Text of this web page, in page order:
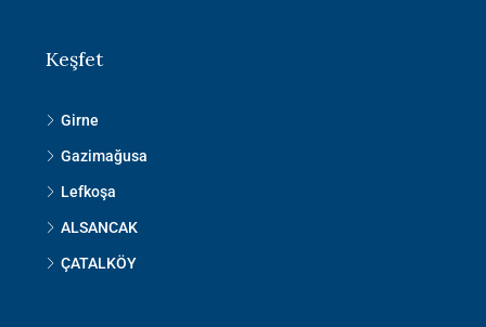
Keşfet
Girne
Gazimağusa
Lefkoşa
ALSANCAK
ÇATALKÖY